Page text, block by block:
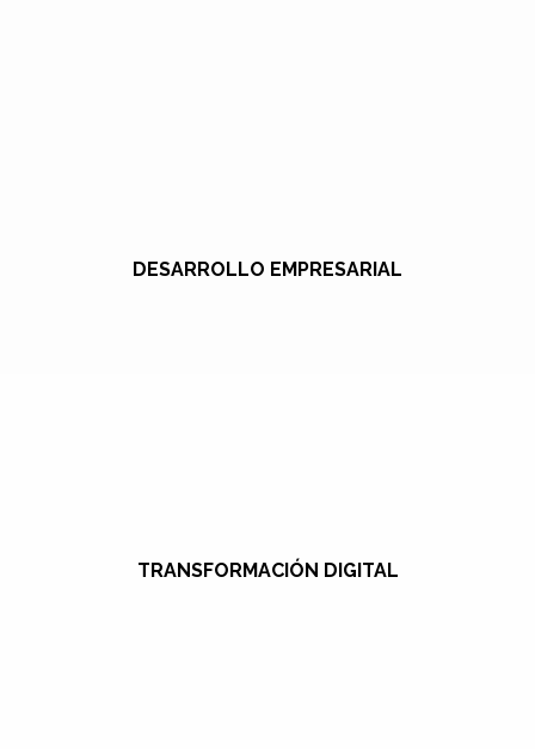
DESARROLLO EMPRESARIAL
TRANSFORMACIÓN DIGITAL